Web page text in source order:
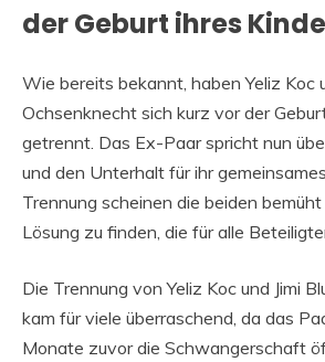
der Geburt ihres
Wie bereits bekannt, haben Yeliz Koc
Ochsenknecht sich kurz vor der
getrennt. Das Ex-Paar spricht nun
und den Unterhalt für ihr
Trennung scheinen die beiden bemüht
Lösung zu finden, die für alle
Die Trennung von Yeliz Koc und Jimi
kam für viele überraschend, da das
Monate zuvor die Schwangerschaft